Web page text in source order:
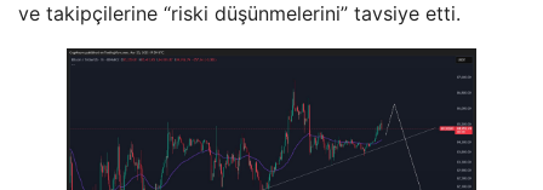
ve takipçilerine “riski düşünmelerini” tavsiye etti.